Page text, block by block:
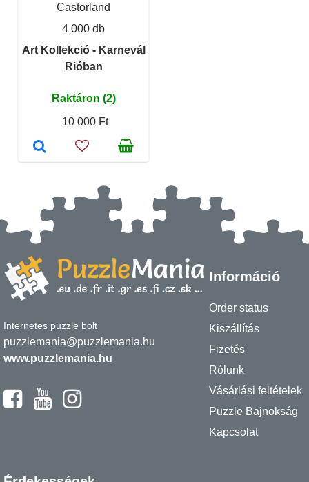
Castorland
4 000 db
Art Kollekció - Karnevál
Rióban
Raktáron (2)
10 000 Ft
Internetes puzzle bolt
puzzlemania@puzzlemania.hu
www.puzzlemania.hu
Információ
Order status
Kiszállítás
Fizetés
Rólunk
Vásárlási feltételek
Puzzle Bajnokság
Kapcsolat